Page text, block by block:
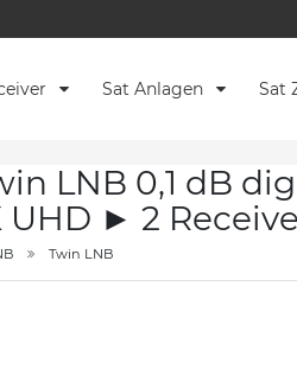
Sat Anlagen Sat
LNB 0,1 dB
UHD ► 2
Twin LNB